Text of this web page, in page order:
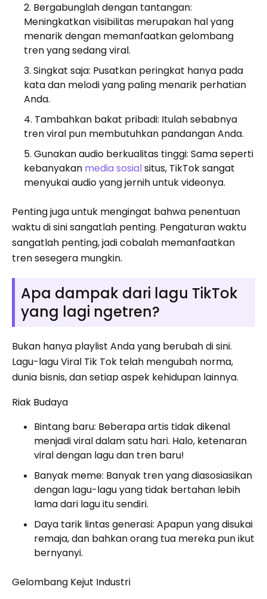
Bergabunglah dengan tantangan:
Meningkatkan visibilitas merupakan hal yang
menarik dengan memanfaatkan gelombang
tren yang sedang viral.
Singkat saja: Pusatkan peringkat hanya pada
kata dan melodi yang paling menarik perhatian
Anda.
Tambahkan bakat pribadi: Itulah sebabnya
tren viral pun membutuhkan pandangan Anda.
Gunakan audio berkualitas tinggi: Sama seperti
kebanyakan media sosialsitus, TikTok sangat
menyukai audio yang jernih untuk videonya.
Penting juga untuk mengingat bahwa penentuan
waktu di sini sangatlah penting. Pengaturan waktu
sangatlah penting, jadi cobalah memanfaatkan
tren sesegera mungkin.
Apa dampak dari lagu TikTok
yang lagi ngetren?
Bukan hanya playlist Anda yang berubah di sini.
Lagu-lagu Viral Tik Tok telah mengubah norma,
dunia bisnis, dan setiap aspek kehidupan lainnya.
Riak Budaya
Bintang baru: Beberapa artis tidak dikenal
menjadi viral dalam satu hari. Halo, ketenaran
viral dengan lagu dan tren baru!
Banyak meme: Banyak tren yang diasosiasikan
dengan lagu-lagu yang tidak bertahan lebih
lama dari lagu itu sendiri.
Daya tarik lintas generasi: Apapun yang disukai
remaja, dan bahkan orang tua mereka pun ikut
bernyanyi.
Gelombang Kejut Industri